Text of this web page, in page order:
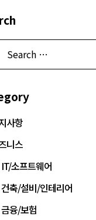
사항
니스
IT/소프트웨어
건축/설비/인테리어
금융/보험